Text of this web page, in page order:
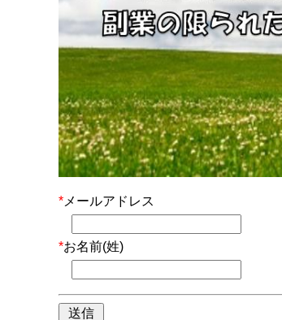
* メールアドレス
*お名前(姓)